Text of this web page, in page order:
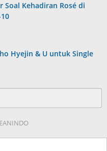
Soal Kehadiran Rosé di
Hyejin & U untuk Single